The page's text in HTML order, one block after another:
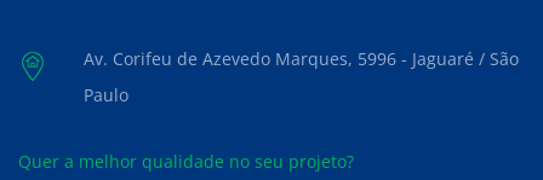
Av. Corifeu de Azevedo Marques, 5996 - Jaguaré / São
Paulo
Quer a melhor qualidade no seu projeto?